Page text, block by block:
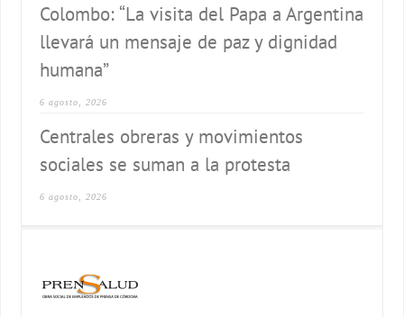
Colombo: “La visita del Papa a Argentina
llevará un mensaje de paz y dignidad
humana”
6 agosto, 2026
Centrales obreras y movimientos
sociales se suman a la protesta
6 agosto, 2026